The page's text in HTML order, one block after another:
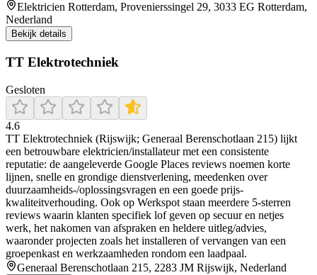
Elektricien Rotterdam, Provenierssingel 29, 3033 EG Rotterdam,
Nederland
Bekijk details
TT Elektrotechniek
Gesloten
4.6
TT Elektrotechniek (Rijswijk; Generaal Berenschotlaan 215) lijkt
een betrouwbare elektricien/installateur met een consistente
reputatie: de aangeleverde Google Places reviews noemen korte
lijnen, snelle en grondige dienstverlening, meedenken over
duurzaamheids-/oplossingsvragen en een goede prijs-
kwaliteitverhouding. Ook op Werkspot staan meerdere 5-sterren
reviews waarin klanten specifiek lof geven op secuur en netjes
werk, het nakomen van afspraken en heldere uitleg/advies,
waaronder projecten zoals het installeren of vervangen van een
groepenkast en werkzaamheden rondom een laadpaal.
Generaal Berenschotlaan 215, 2283 JM Rijswijk, Nederland